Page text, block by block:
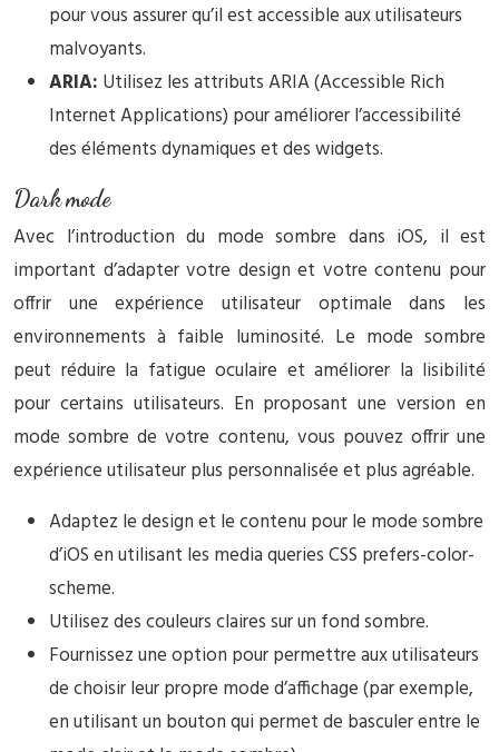
pour vous assurer qu’il est accessible aux utilisateurs
malvoyants.
ARIA: Utilisez les attributs ARIA (Accessible Rich
Internet Applications) pour améliorer l’accessibilité
des éléments dynamiques et des widgets.
Dark mode
Avec l’introduction du mode sombre dans iOS, il est
important d’adapter votre design et votre contenu pour
offrir une expérience utilisateur optimale dans les
environnements à faible luminosité. Le mode sombre
peut réduire la fatigue oculaire et améliorer la lisibilité
pour certains utilisateurs. En proposant une version en
mode sombre de votre contenu, vous pouvez offrir une
expérience utilisateur plus personnalisée et plus agréable.
Adaptez le design et le contenu pour le mode sombre
d’iOS en utilisant les media queries CSS prefers-color-
scheme.
Utilisez des couleurs claires sur un fond sombre.
Fournissez une option pour permettre aux utilisateurs
de choisir leur propre mode d’affichage (par exemple,
en utilisant un bouton qui permet de basculer entre le